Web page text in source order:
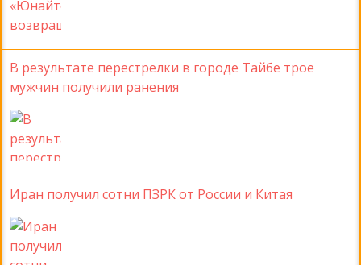
В результате перестрелки в городе Тайбе трое
мужчин получили ранения
Иран получил сотни ПЗРК от России и Китая